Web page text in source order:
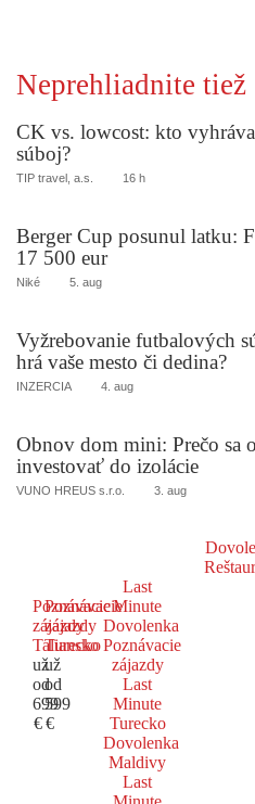
Neprehliadnite tiež
CK vs. lowcost: kto
súboj?
TIP travel, a.s. 16 h
Berger Cup posunul latku:
17 500 eur
Niké 5. aug
Vyžrebovanie futbalových
hrá vaše mesto či dedina?
INZERCIA 4. aug
Obnov dom mini: Prečo sa
investovať do izolácie
VUNO HREUS s.r.o. 3. aug
Poznávacie
zájazdy
Taliansko
už
od
699
€
Poznávacie
zájazdy
Turecko
už
od
599
€
Last
Minute
Dovolenka
Poznávacie
zájazdy
Last
Minute
Turecko
Dovolenka
Maldivy
Last